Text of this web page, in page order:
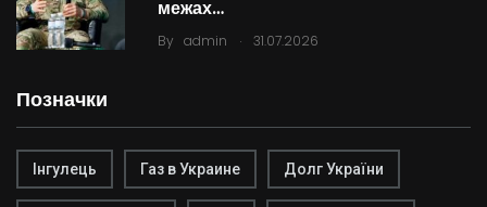
межах…
By admin . 31.07.2026
Позначки
Інгулець Газ в Украине Долг України